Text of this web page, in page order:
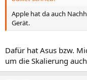
Apple hat da auch
Gerät.
Dafür hat Asus bzw.
um die Skalierung